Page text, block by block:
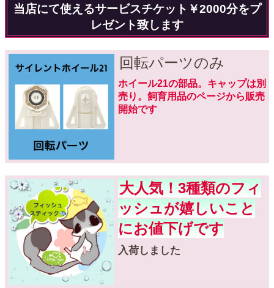
当店にて使えるサービスチケット￥2000分をプ
レゼント致します
回転パーツのみ
ホイール21の部品。キャップは別
売り。飼育用品のページから販売
開始です
大人気！3種類のフィ
ッシュが嬉しいこと
にお値下げです
入荷しました